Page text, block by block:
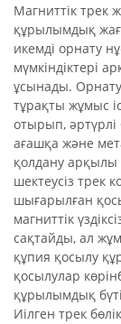
Магниттік трек
құрылымдық
икемді орнату
мүмкіндіктері
ұсынады. Орнату
тұрақты жұмыс
отырып, әртүрлі
ағашқа және
қолдану арқылы
шектеусіз трек
шығарылған
магниттік
сақтайды, ал
құпия қосылу
қосылулар
құрылымдық
Иілген трек